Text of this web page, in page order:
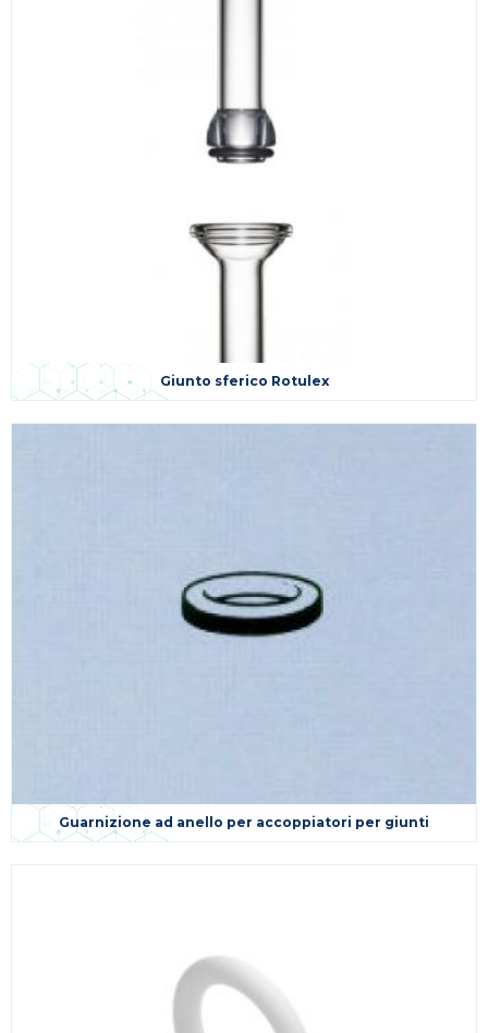
Giunto sferico Rotulex
Guarnizione ad anello per accoppiatori per giunti